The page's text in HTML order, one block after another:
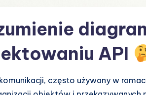
API
często używany w